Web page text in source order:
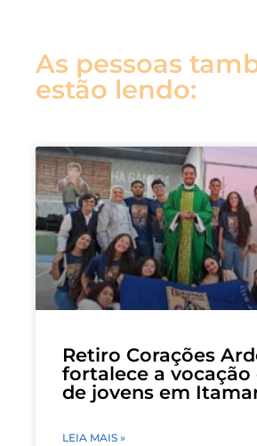
As pessoas
estão lendo:
Retiro Corações
fortalece a vocação
de jovens em
LEIA MAIS »